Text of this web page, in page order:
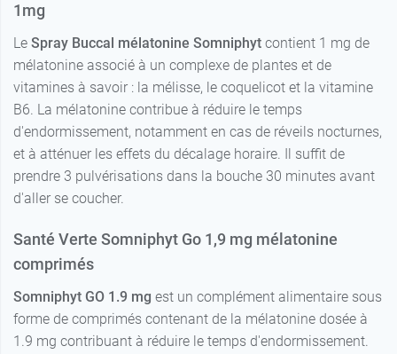
1mg
Le Spray Buccal mélatonine Somniphyt contient 1 mg de
mélatonine associé à un complexe de plantes et de
vitamines à savoir : la mélisse, le coquelicot et la vitamine
B6. La mélatonine contribue à réduire le temps
d'endormissement, notamment en cas de réveils nocturnes,
et à atténuer les effets du décalage horaire. Il suffit de
prendre 3 pulvérisations dans la bouche 30 minutes avant
d'aller se coucher.
Santé Verte Somniphyt Go 1,9 mg mélatonine
comprimés
Somniphyt GO 1.9 mg est un complément alimentaire sous
forme de comprimés contenant de la mélatonine dosée à
1.9 mg contribuant à réduire le temps d'endormissement.